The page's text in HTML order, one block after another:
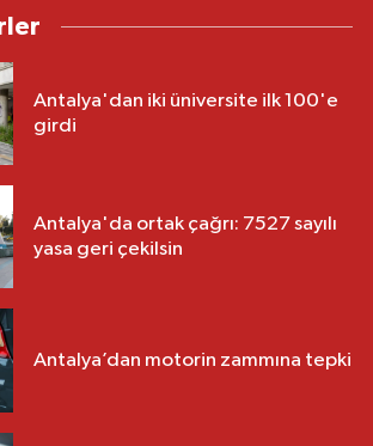
Antalya'dan iki üniversite ilk 100'e
girdi
Antalya'da ortak çağrı: 7527 sayılı
yasa geri çekilsin
Antalya’dan motorin zammına tepki